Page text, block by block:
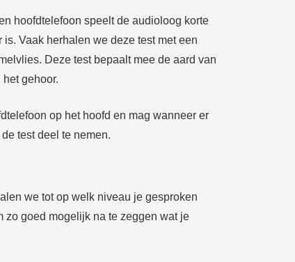
hoofdtelefoon speelt de audioloog korte
Vaak herhalen we deze test met een
Deze test bepaalt mee de aard van
gehoor.
op het hoofd en mag wanneer er
test deel te nemen.
we tot op welk niveau je gesproken
zo goed mogelijk na te zeggen wat je